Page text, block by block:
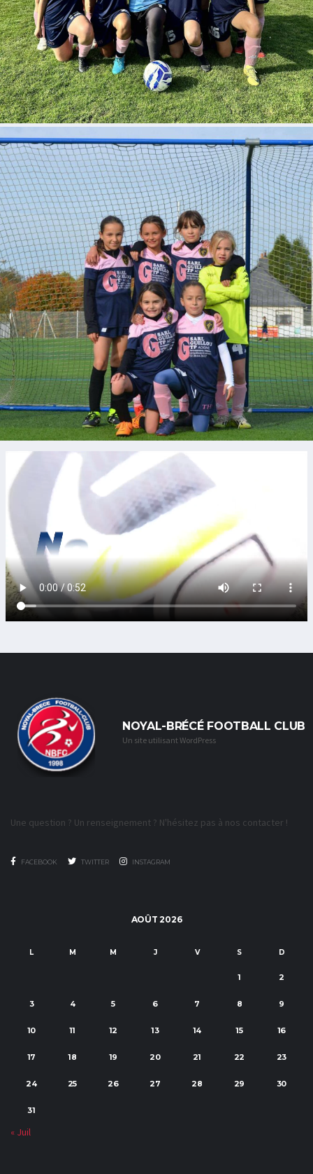
NOYAL-BRÉCÉ FOOTBALL CLUB
Un site utilisant WordPress
Une question ? Un renseignement ? N'hésitez pas à nos contacter !
FACEBOOK TWITTER INSTAGRAM
AOÛT 2026
L M M J V S D
1 2
3 4 5 6 7 8 9
10 11 12 13 14 15 16
17 18 19 20 21 22 23
24 25 26 27 28 29 30
31
« Juil